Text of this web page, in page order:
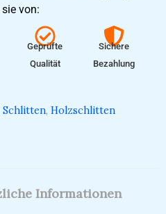
von:
Geprüfte
Qualität
Sichere
Bezahlung
Schlitten, Holzschlitten
Informationen